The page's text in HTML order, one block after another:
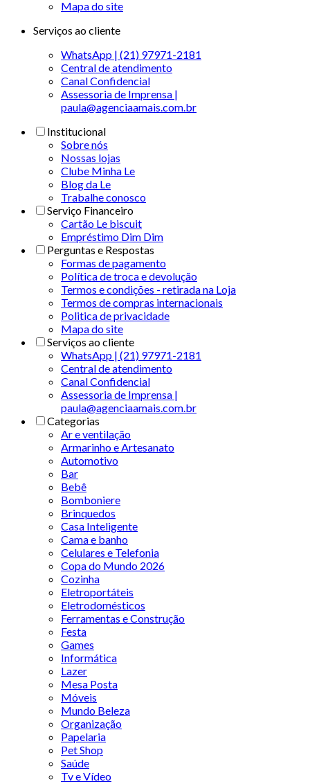
Mapa do site
Serviços ao cliente
WhatsApp | (21) 97971-2181
Central de atendimento
Canal Confidencial
Assessoria de Imprensa |
paula@agenciaamais.com.br
Institucional
Sobre nós
Nossas lojas
Clube Minha Le
Blog da Le
Trabalhe conosco
Serviço Financeiro
Cartão Le biscuit
Empréstimo Dim Dim
Perguntas e Respostas
Formas de pagamento
Política de troca e devolução
Termos e condições - retirada na Loja
Termos de compras internacionais
Politica de privacidade
Mapa do site
Serviços ao cliente
WhatsApp | (21) 97971-2181
Central de atendimento
Canal Confidencial
Assessoria de Imprensa |
paula@agenciaamais.com.br
Categorias
Ar e ventilação
Armarinho e Artesanato
Automotivo
Bar
Bebê
Bomboniere
Brinquedos
Casa Inteligente
Cama e banho
Celulares e Telefonia
Copa do Mundo 2026
Cozinha
Eletroportáteis
Eletrodomésticos
Ferramentas e Construção
Festa
Games
Informática
Lazer
Mesa Posta
Móveis
Mundo Beleza
Organização
Papelaria
Pet Shop
Saúde
Tv e Vídeo